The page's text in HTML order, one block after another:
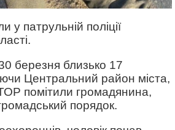
у патрульній поліції
березня близько 17
Центральний район міста,
помітили громадянина,
порядок.